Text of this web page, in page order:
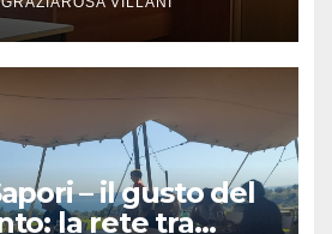
civico di
– il gusto del
la rete tra